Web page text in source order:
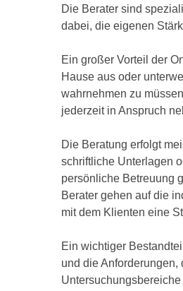
Die Berater sind
dabei, die eigenen
Ein großer Vorteil der
Hause aus oder
wahrnehmen zu
jederzeit in Anspruch
Die Beratung erfolgt
schriftliche Unterlagen
persönliche Betreuung
Berater gehen auf die
mit dem Klienten eine
Ein wichtiger
und die